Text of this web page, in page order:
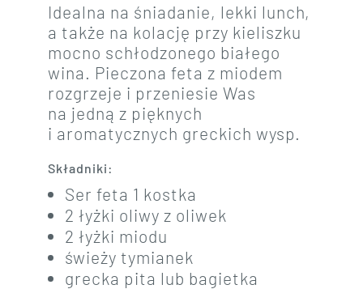
Idealna na śniadanie, lekki lunch,
a także na kolację przy kieliszku
mocno schłodzonego białego
wina. Pieczona feta z miodem
rozgrzeje i przeniesie Was
na jedną z pięknych
i aromatycznych greckich wysp.
Składniki:
Ser feta 1 kostka
2 łyżki oliwy z oliwek
2 łyżki miodu
świeży tymianek
grecka pita lub bagietka